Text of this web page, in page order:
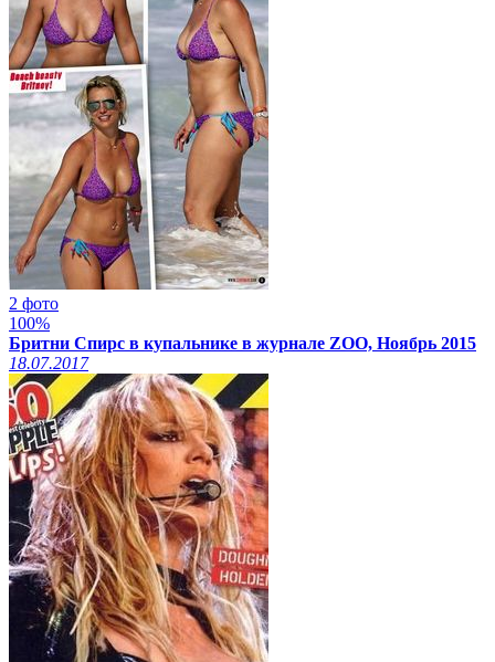
2 фото
100%
Бритни Спирс в купальнике в журнале ZOO, Ноябрь 2015
18.07.2017